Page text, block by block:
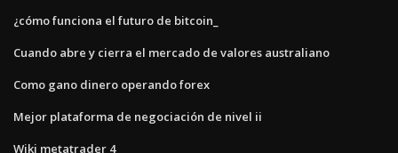
¿cómo funciona el futuro de bitcoin_
Cuando abre y cierra el mercado de valores australiano
Como gano dinero operando forex
Mejor plataforma de negociación de nivel ii
Wiki metatrader 4